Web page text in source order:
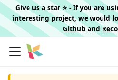
Give us a star ⭐️ - If you are
interesting project, we would
Githuband